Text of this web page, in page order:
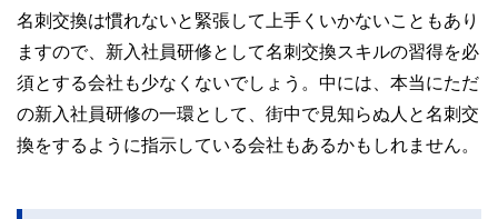
名刺交換は慣れないと緊張して上手くいかないこともあり
ますので、新入社員研修として名刺交換スキルの習得を必
須とする会社も少なくないでしょう。中には、本当にただ
の新入社員研修の一環として、街中で見知らぬ人と名刺交
換をするように指示している会社もあるかもしれません。